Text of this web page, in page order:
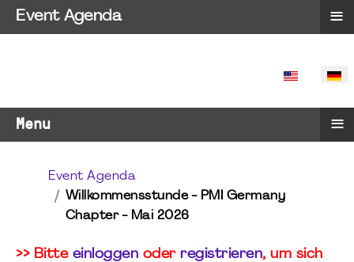
SPRACHE
Menu ≡
Event Agenda
Willkommensstunde - PMI Germany
Chapter - Mai 2026
>> Bitte einloggen oder registrieren, um sich
Event Agenda ≡